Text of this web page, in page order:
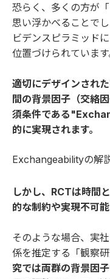
恐らく、多くの方が
思い浮かべることで
ビデンスピラミッド
位置づけられています
適切にデザインされ
間の背景因子（交絡
須条件である
的に実現されます。
Exchangeabilityの解
しかし、RCTは時間
的な制約や実現不可
そのような場合、実
係を推定する「観察
究では両群の背景因